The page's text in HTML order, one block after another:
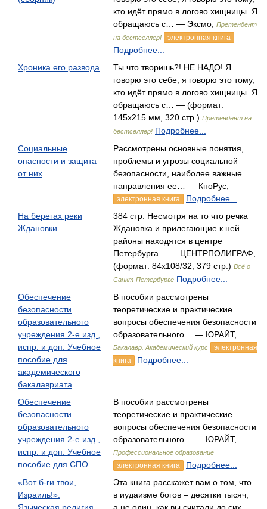
кто идёт прямо в логово хищницы. Я
обращаюсь с… — Эксмо,
Претендент
на бестселлер!
электронная книга
Подробнее...
Хроника его развода
Ты что творишь?! НЕ НАДО! Я
говорю это себе, я говорю это тому,
кто идёт прямо в логово хищницы. Я
обращаюсь с… — (формат:
145х215 мм, 320 стр.) Претендент на
бестселлер! Подробнее...
Социальные
опасности и защита
от них
Рассмотрены основные понятия,
проблемы и угрозы социальной
безопасности, наиболее важные
направления ее… — КноРус,
электронная книга
Подробнее...
На берегах реки
Ждановки
384 стр. Несмотря на то что речка
Ждановка и прилегающие к ней
районы находятся в центре
Петербурга… — ЦЕНТРПОЛИГРАФ,
(формат: 84x108/32, 379 стр.) Всё о
Санкт-Петербурге Подробнее...
Обеспечение
безопасности
образовательного
учреждения 2-е изд.,
испр. и доп. Учебное
пособие для
академического
бакалавриата
В пособии рассмотрены
теоретические и практические
вопросы обеспечения безопасности
образовательного… — ЮРАЙТ,
Бакалавр. Академический курс
электронная
книга
Подробнее...
Обеспечение
безопасности
образовательного
учреждения 2-е изд.,
испр. и доп. Учебное
пособие для СПО
В пособии рассмотрены
теоретические и практические
вопросы обеспечения безопасности
образовательного… — ЮРАЙТ,
Профессиональное образование
электронная книга
Подробнее...
«Вот б-ги твои,
Израиль!».
Эта книга расскажет вам о том, что
в иудаизме богов – десятки тысяч,